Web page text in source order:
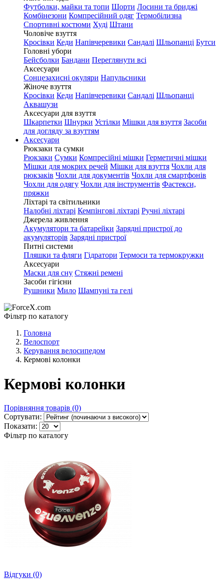
Футболки, майки та топи Шорти Лосини та бриджі
Комбінезони Компресійний одяг Термобілизна
Спортивні костюми Худі Штани
Чоловіче взуття
Кросівки Кеди Напівчеревики Сандалі Шльопанці Бутси
Головні убори
Бейсболки Бандани Переглянути всі
Аксесуари
Сонцезахисні окуляри Напульсники
Жіноче взуття
Кросівки Кеди Напівчеревики Сандалі Шльопанці
Аквашузи
Аксесуари для взуття
Шкарпетки Шнурки Устілки Мішки для взуття Засоби
для догляду за взуттям
Аксесуари
Рюкзаки та сумки
Рюкзаки Сумки Компресійні мішки Герметичні мішки
Мішки для мокрих речей Мішки для взуття Чохли для
рюкзаків Чохли для документів Чохли для смартфонів
Чохли для одягу Чохли для інструментів Фастекси,
пряжки
Ліхтарі та світильники
Налобні ліхтарі Кемпінгові ліхтарі Ручні ліхтарі
Джерела живлення
Акумулятори та батарейки Зарядні пристрої до
акумуляторів Зарядні пристрої
Питні системи
Пляшки та фляги Гідратори Термоси та термокружки
Аксесуари
Маски для сну Стяжні ремені
Засоби гігієни
Рушники Мило Шампуні та гелі
Фільтр по каталогу
Головна
Велоспорт
Керування велосипедом
Кермові колонки
Кермові колонки
Порівняння товарів (0)
Сортувати:
Показати:
Фільтр по каталогу
Відгуки (0)